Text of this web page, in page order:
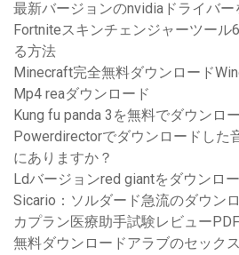
最新バージョンのnvidiaドライバ
Fortniteスキンチェンジャーツール
る方法
Minecraft完全無料ダウンロード
Mp4 reaダウンロード
Kung fu panda 3を無料でダウンロ
Powerdirectorでダウンロードした
にありますか？
Ldバージョンred giantをダウンロ
Sicario：ソルダード急流のダウン
カプラン医療助手試験レビュー
無料ダウンロードアラブのセック